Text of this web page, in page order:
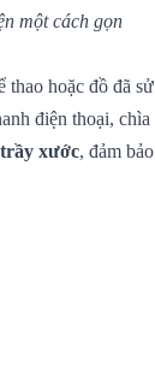
một cách gọn
thao hoặc đồ đã sử
điện thoại, chìa
xước, đảm bảo